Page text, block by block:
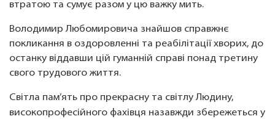
втратою та сумує разом у цю важку мить.
Володимир Любомировича знайшов справжнє
покликання в оздоровленні та реабілітації хворих, до
останку віддавши цій гуманній справі понад третину
свого трудового життя.
Світла пам’ять про прекрасну та світлу Людину,
високопрофесійного фахівця назавжди збережеться у